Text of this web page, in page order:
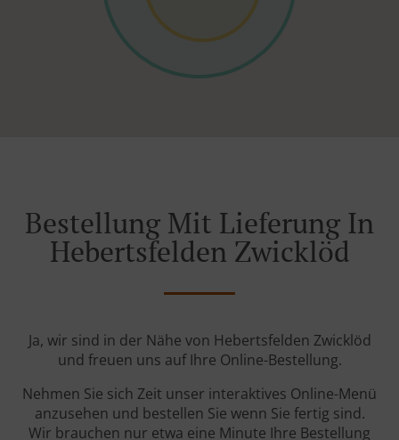
Bestellung Mit Lieferung In
Hebertsfelden Zwicklöd
Ja, wir sind in der Nähe von Hebertsfelden Zwicklöd
und freuen uns auf Ihre Online-Bestellung.
Nehmen Sie sich Zeit unser interaktives Online-Menü
anzusehen und bestellen Sie wenn Sie fertig sind.
Wir brauchen nur etwa eine Minute Ihre Bestellung